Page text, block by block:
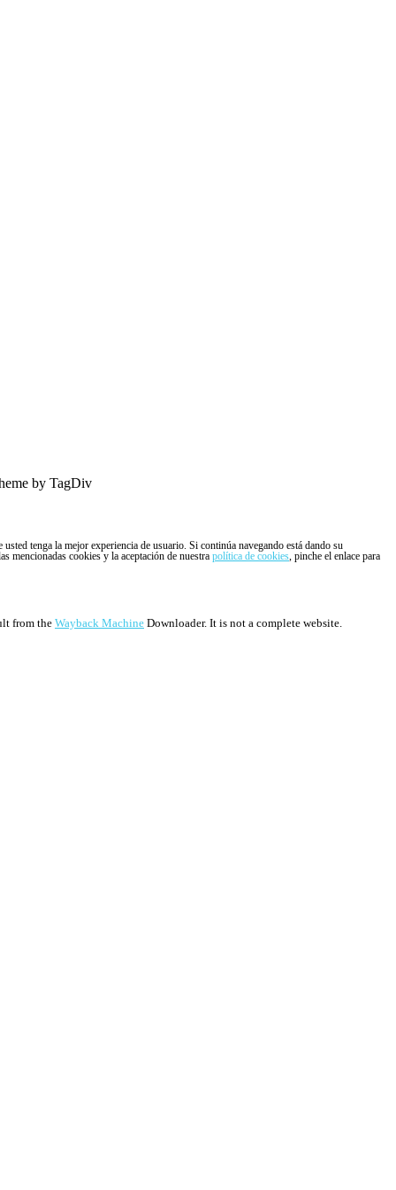
by TagDiv
tenga la mejor experiencia de usuario. Si continúa navegando está dando su
mencionadas cookies y la aceptación de nuestra política de cookies, pinche el enlace para
from the Wayback Machine Downloader. It is not a complete website.